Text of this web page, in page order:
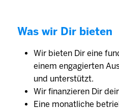
Was wir Dir bieten
Wir bieten Dir eine
einem engagierten
und unter­stützt.
Wir finanzieren Dir
Eine monat­liche